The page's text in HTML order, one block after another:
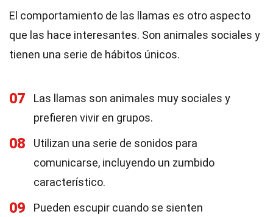
El comportamiento de las llamas es otro aspecto
que las hace interesantes. Son animales sociales y
tienen una serie de hábitos únicos.
07
Las llamas son animales muy sociales y
prefieren vivir en grupos.
08
Utilizan una serie de sonidos para
comunicarse, incluyendo un zumbido
característico.
09
Pueden escupir cuando se sienten